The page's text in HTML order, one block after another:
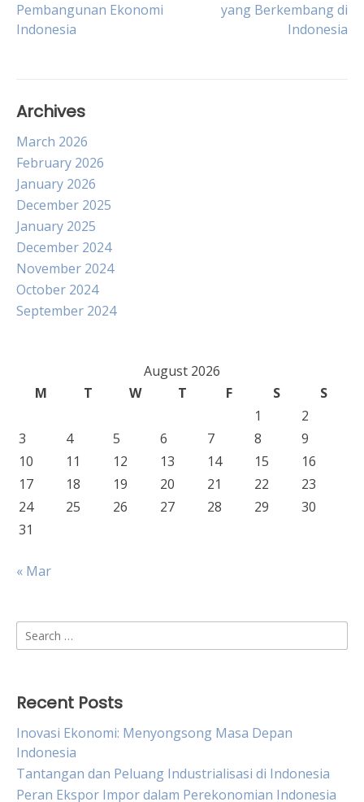
navigation
Pembangunan Ekonomi
Indonesia
yang Berkembang di
Indonesia
Archives
March 2026
February 2026
January 2026
December 2025
January 2025
December 2024
November 2024
October 2024
September 2024
August 2026
M
T W T F S
S
1
2
3
4 5 6 7 8
9
10
11 12 13 14 15
16
17
18 19 20 21 22
23
24
25 26 27 28 29
30
31
« Mar
Search
for:
Recent Posts
Inovasi Ekonomi: Menyongsong Masa Depan
Indonesia
Tantangan dan Peluang Industrialisasi di Indonesia
Peran Ekspor Impor dalam Perekonomian Indonesia